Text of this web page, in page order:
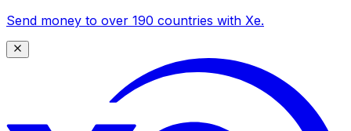
Send money to over 190 countries with Xe.